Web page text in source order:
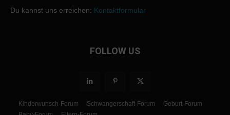
Du kannst uns erreichen: Kontaktformular
FOLLOW US
Kinderwunsch-Forum Schwangerschaft-Forum
Geburt-Forum